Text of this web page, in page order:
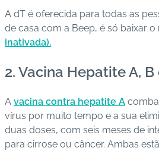
A dT é oferecida para todas as
de casa com a Beep, é só baixar
inativada).
2. Vacina Hepatite A, B
A vacina contra hepatite A
vírus por muito tempo e a sua
duas doses, com seis meses de
para cirrose ou câncer. Ambas